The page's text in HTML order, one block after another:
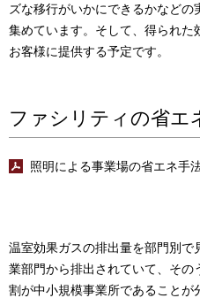
ズな移行がいかにできるかなど
集めています。そして、得られ
お客様に提供する予定です。
ファシリティの省エ
照明による事業場の省エネ手
温室効果ガスの排出量を部門別
業部門から排出されていて、そ
割が中小規模事業所であること